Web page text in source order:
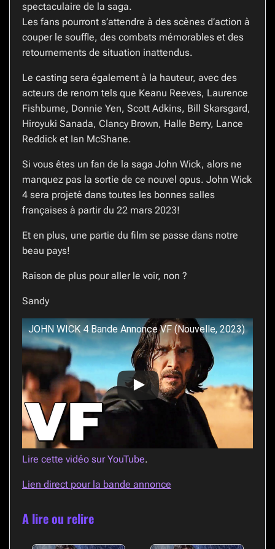
spectaculaire de la saga.
Les fans pourront s’attendre à des scènes d’action à
couper le souffle, des combats mémorables et des
retournements de situation inattendus.
Le casting sera également à la hauteur, avec des
acteurs de renom tels que Keanu Reeves, Laurence
Fishburne, Donnie Yen, Scott Adkins, Bill Skarsgard,
Hiroyuki Sanada, Clancy Brown, Halle Berry, Lance
Reddick et Ian McShane.
Si vous êtes un fan de la saga John Wick, alors ne
manquez pas la sortie de ce nouvel opus. John Wick
4 sera projeté dans toutes les bonnes salles
françaises à partir du 22 mars 2023!
Et en plus, une partie du film se passe dans notre
beau pays!
Raison de plus pour aller le voir, non ?
Sandy
JOHN WICK 4 Bande Annonce VF (Nouvelle, 2023)
Lire cette vidéo sur YouTube.
Lien direct pour la bande annonce
A lire ou relire